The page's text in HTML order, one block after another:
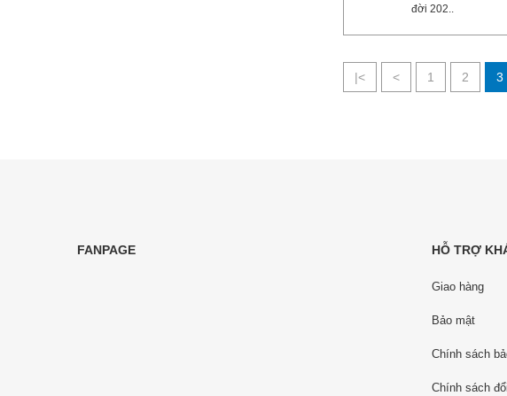
đời 202..
|< < 1 2 3
FANPAGE HỖ TRỢ
Giao hàng
Bảo mật
Chính sách
Chính sách